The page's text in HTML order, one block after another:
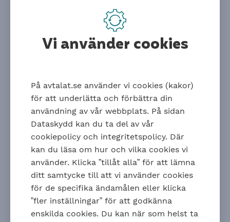
framtiden. Försäkringarna ger ett
extra skydd vid många situationer i
Tips på information
De flesta vill ha information om pension och
försäkring via jobbet från sin arbetsgivare.
Vilken typ av tjänstepension och försäkringar dina
anställda har beror på om de är arbetare eller
tjänstemän. Här är tips på information som du kan
dela med dina anställda.
Information för arbetare
Så här fungerarAvtalspension SAF-LO.
Försäkringsskyddet förarbetare.
Vi använder cookies
På avtalat.se använder vi cookies (kakor)
för att underlätta och förbättra din
användning av vår webbplats. På sidan
Dataskydd kan du ta del av vår
cookiepolicy och integritetspolicy. Där
kan du läsa om hur och vilka cookies vi
använder. Klicka ”tillåt alla” för att lämna
ditt samtycke till att vi använder cookies
för de specifika ändamålen eller klicka
”fler inställningar” för att godkänna
enskilda cookies. Du kan när som helst ta